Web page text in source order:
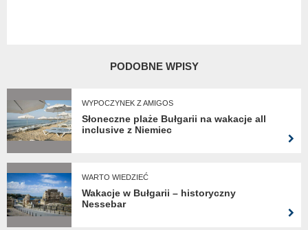
PODOBNE WPISY
WYPOCZYNEK Z AMIGOS
Słoneczne plaże Bułgarii na wakacje all
inclusive z Niemiec
WARTO WIEDZIEĆ
Wakacje w Bułgarii – historyczny
Nessebar